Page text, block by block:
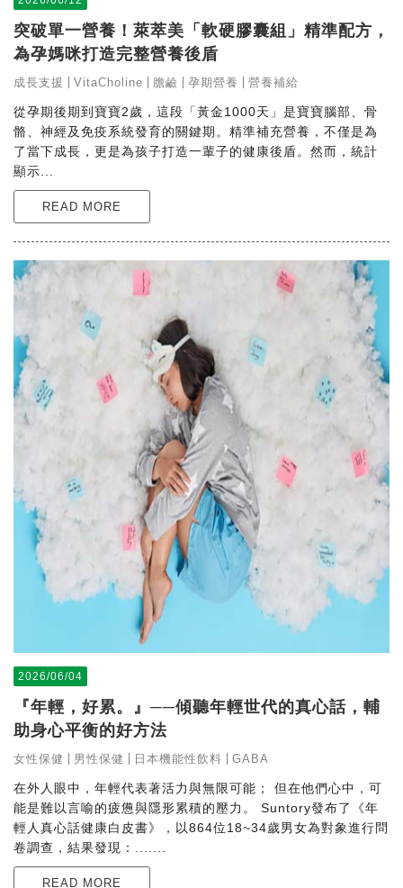
突破單一營養！萊萃美「軟硬膠囊組」精準配方，
為孕媽咪打造完整營養後盾
成長支援 VitaCholine 膽鹼 孕期營養 營養補給
從孕期後期到寶寶2歲，這段「黃金1000天」是寶寶腦部、骨
骼、神經及免疫系統發育的關鍵期。精準補充營養，不僅是為
了當下成長，更是為孩子打造一輩子的健康後盾。然而，統計
顯示...
READ MORE
2026/06/04
『年輕，好累。』──傾聽年輕世代的真心話，輔
助身心平衡的好方法
女性保健 男性保健 日本機能性飲料 GABA
在外人眼中，年輕代表著活力與無限可能； 但在他們心中，可
能是難以言喻的疲憊與隱形累積的壓力。 Suntory發布了《年
輕人真心話健康白皮書》，以864位18~34歲男女為對象進行問
卷調查，結果發現：.......
READ MORE